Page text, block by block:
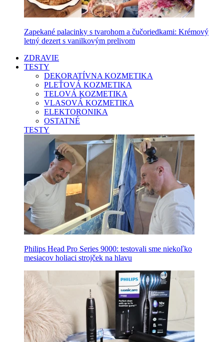
Zapekané palacinky s tvarohom a čučoriedkami: Krémový
letný dezert s vanilkovým prelivom
ZDRAVIE
TESTY
DEKORATÍVNA KOZMETIKA
PLEŤOVÁ KOZMETIKA
TELOVÁ KOZMETIKA
VLASOVÁ KOZMETIKA
ELEKTORONIKA
OSTATNÉ
TESTY
Philips Head Pro Series 9000: testovali sme niekoľko
mesiacov holiaci strojček na hlavu